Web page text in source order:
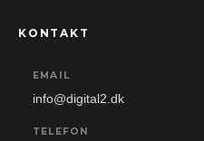
KONTAKT
EMAIL
info@digital2.dk
TELEFON